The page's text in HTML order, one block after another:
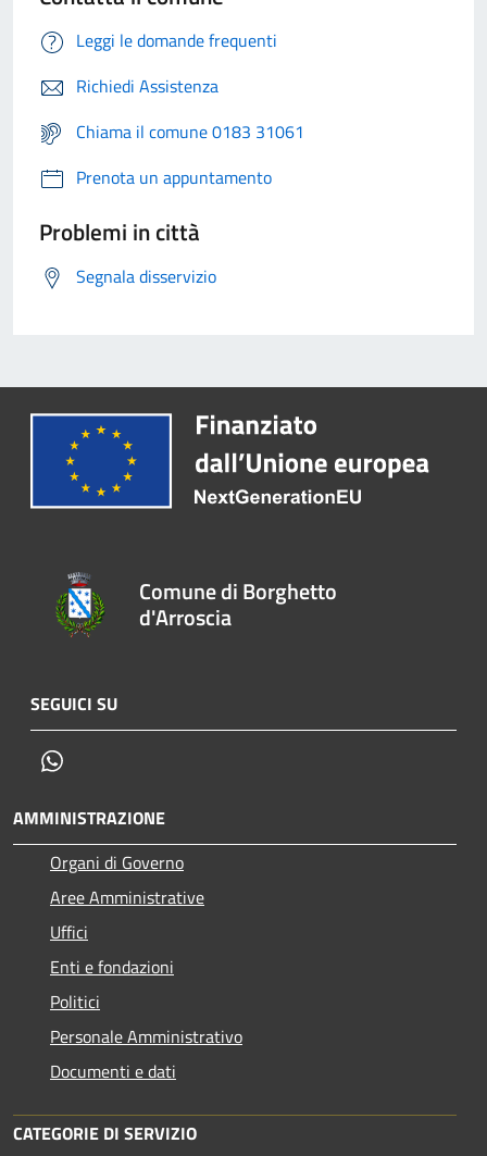
Leggi le domande frequenti
Richiedi Assistenza
Chiama il comune 0183 31061
Prenota un appuntamento
Problemi in città
Segnala disservizio
Comune di Borghetto
d'Arroscia
SEGUICI SU
AMMINISTRAZIONE
Organi di Governo
Aree Amministrative
Uffici
Enti e fondazioni
Politici
Personale Amministrativo
Documenti e dati
CATEGORIE DI SERVIZIO